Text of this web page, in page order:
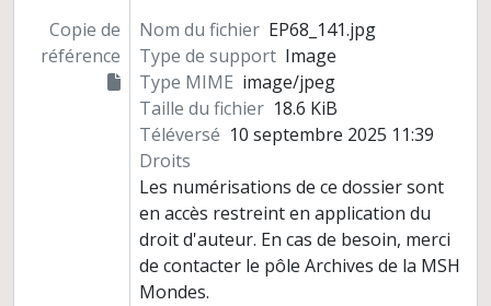
Copie de
référence
Nom du fichier EP68_141.jpg
Type de support Image
Type MIME image/jpeg
Taille du fichier 18.6 KiB
Téléversé 10 septembre 2025 11:39
Droits
Les numérisations de ce dossier sont
en accès restreint en application du
droit d'auteur. En cas de besoin, merci
de contacter le pôle Archives de la MSH
Mondes.